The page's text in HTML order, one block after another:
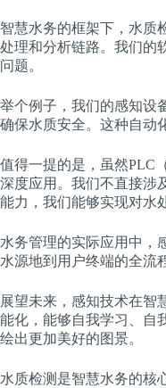
智慧水务的框架下，水质
处理和分析链路。我们的
问题。
举个例子，我们的感知设
确保水质安全。这种自动
值得一提的是，虽然PLC
深度应用。我们不直接涉
能力，我们能够实现对水
水务管理的实际应用中，
水源地到用户终端的全流
展望未来，感知技术在智
能化，能够自我学习、自
绘出更加美好的图景。
水质检测是智慧水务的核